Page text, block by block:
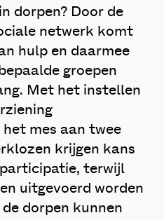
dorpen? Door de
netwerk komt
hulp en daarmee
groepen
Met het instellen
mes aan twee
krijgen kans
terwijl
uitgevoerd worden
dorpen kunnen